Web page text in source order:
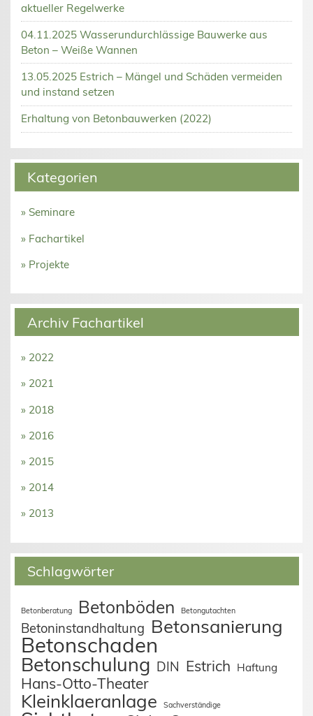
aktueller Regelwerke
04.11.2025 Wasserundurchlässige Bauwerke aus
Beton – Weiße Wannen
13.05.2025 Estrich – Mängel und Schäden vermeiden
und instand setzen
Erhaltung von Betonbauwerken (2022)
Kategorien
» Seminare
» Fachartikel
» Projekte
Archiv Fachartikel
» 2022
» 2021
» 2018
» 2016
» 2015
» 2014
» 2013
Schlagwörter
Betonberatung Betonböden Betongutachten
Betoninstandhaltung Betonsanierung
Betonschaden
Betonschulung DIN Estrich Haftung
Hans-Otto-Theater
Kleinklaeranlage Sachverständige